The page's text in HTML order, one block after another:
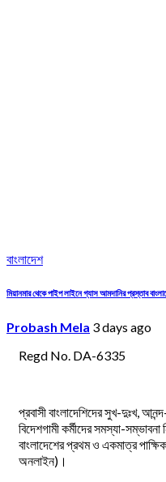
বাংলাদেশ
মিয়ানমার থেকে পাইপ লাইনে গ্যাস আমদানির প্রস্তাব
Probash Mela 3 days ago
Regd No. DA-6335
প্রবাসী বাংলাদেশিদের সুখ-দুঃখ,
বিদেশগামী কর্মীদের সমস্যা-
বাংলাদেশের প্রথম ও একমাত্র
অনলাইন)।